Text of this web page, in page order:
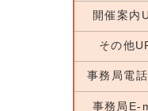
開催案内
その他
事務局電
事務局E-